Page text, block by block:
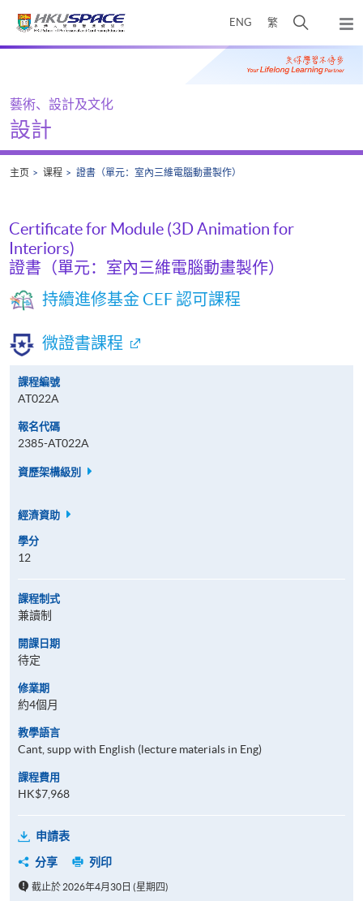
ENG 繁
开
搜
寻
弹
出
主
Main
藝術、設計及文化
設計
主页 课程 證書（單元：室內三維電腦動畫製作）
Certificate for Module (3D Animation for
Interiors)
證書（單元：室內三維電腦動畫製作）
持續進修基金 CEF 認可課程
微證書課程
課程編號
AT022A
報名代碼
2385-AT022A
資歷架構級別
經濟資助
學分
12
課程制式
兼讀制
開課日期
待定
修業期
約4個月
教學語言
Cant, supp with English (lecture materials in Eng)
課程費用
HK$7,968
申請表
分享
列印
截止於 2026年4月30日 (星期四)